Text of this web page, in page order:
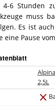
4-6 Stunden
muss
Es ist
eine Pause
2,5L
N